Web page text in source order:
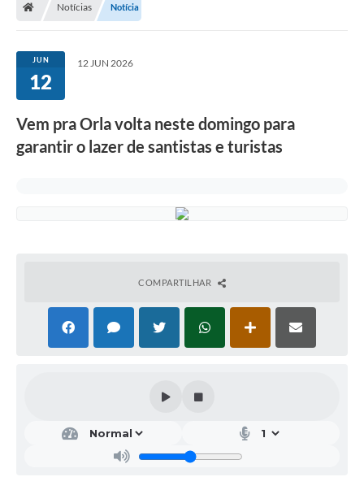
Investimentos
Educação Previdenciária
Relatórios
Notícias Notícia
JUN
12
12 JUN 2026
Vem pra Orla volta neste domingo para
garantir o lazer de santistas e turistas
COMPARTILHAR